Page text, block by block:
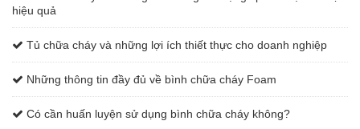
hiệu quả
Tủ chữa cháy và những lợi ích thiết thực cho doanh nghiệp
Những thông tin đầy đủ về bình chữa cháy Foam
Có cần huấn luyện sử dụng bình chữa cháy không?